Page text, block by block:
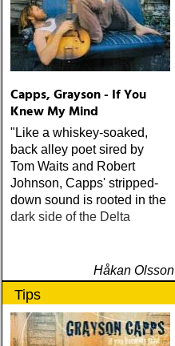
Capps, Grayson - If You
Knew My Mind
"Like a whiskey-soaked,
back alley poet sired by
Tom Waits and Robert
Johnson, Capps' stripped-
down sound is rooted in the
dark side of the Delta
Håkan Olsson
Tips